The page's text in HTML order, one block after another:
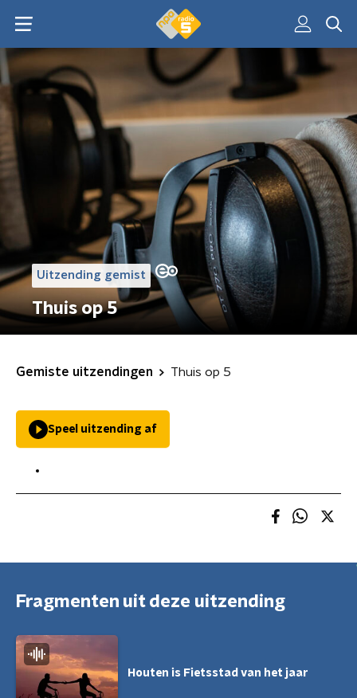
Uitzending gemist
Thuis op 5
Gemiste uitzendingen Thuis op 5
Speel uitzending af
Fragmenten uit deze uitzending
Houten is Fietsstad van het jaar